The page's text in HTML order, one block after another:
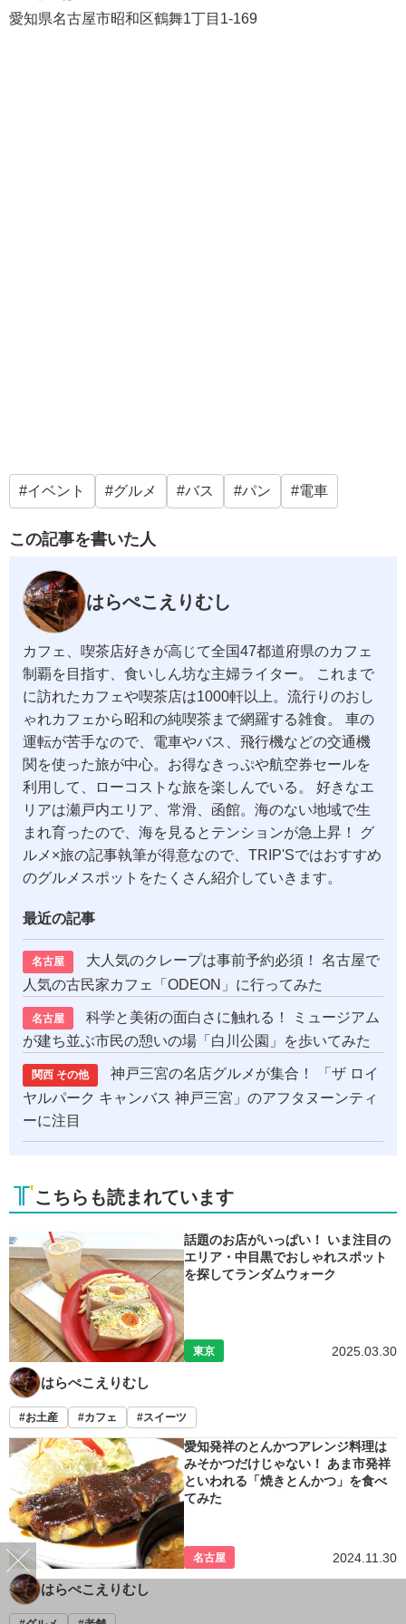
愛知県名古屋市昭和区鶴舞1丁目1-169
イベント グルメ バス パン 電車
この記事を書いた人
はらぺこえりむし
カフェ、喫茶店好きが高じて全国47都道府県のカフェ
制覇を目指す、食いしん坊な主婦ライター。 これまで
に訪れたカフェや喫茶店は1000軒以上。流行りのおし
ゃれカフェから昭和の純喫茶まで網羅する雑食。 車の
運転が苦手なので、電車やバス、飛行機などの交通機
関を使った旅が中心。お得なきっぷや航空券セールを
利用して、ローコストな旅を楽しんでいる。 好きなエ
リアは瀬戸内エリア、常滑、函館。海のない地域で生
まれ育ったので、海を見るとテンションが急上昇！ グ
ルメ×旅の記事執筆が得意なので、TRIP'Sではおすすめ
のグルメスポットをたくさん紹介していきます。
最近の記事
名古屋
大人気のクレープは事前予約必須！ 名古屋で
人気の古民家カフェ「ODEON」に行ってみた
名古屋
科学と美術の面白さに触れる！ ミュージアム
が建ち並ぶ市民の憩いの場「白川公園」を歩いてみた
関西 その他
神戸三宮の名店グルメが集合！ 「ザ ロイ
ヤルパーク キャンバス 神戸三宮」のアフタヌーンティ
ーに注目
こちらも読まれています
話題のお店がいっぱい！ いま注目の
エリア・中目黒でおしゃれスポット
を探してランダムウォーク
東京 2025.03.30
はらぺこえりむし
お土産 カフェ スイーツ
愛知発祥のとんかつアレンジ料理は
みそかつだけじゃない！ あま市発祥
といわれる「焼きとんかつ」を食べ
てみた
名古屋 2024.11.30
はらぺこえりむし